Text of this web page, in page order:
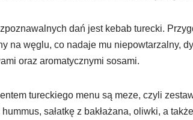
dań jest kebab turecki.
na węglu, co nadaje mu niepowtarzalny,
oraz aromatycznymi sosami.
tureckiego menu są meze, czyli
sałatkę z bakłażana, oliwki, a